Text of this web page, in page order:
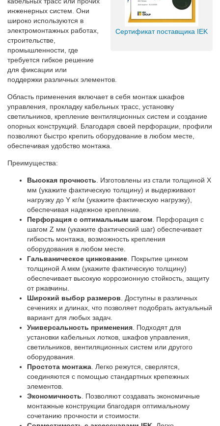
Сертификат поставщика IEK
инженерных систем. Они
широко используются в
электромонтажных работах,
строительстве,
промышленности, где
требуется гибкое решение
для фиксации или
поддержки различных элементов.
Область применения включает в себя монтаж шкафов
управления, прокладку кабельных трасс, установку
светильников, крепление вентиляционных систем и создание
опорных конструкций. Благодаря своей перфорации, профили
позволяют быстро крепить оборудование в любом месте,
обеспечивая удобство монтажа.
Преимущества:
Высокая прочность . Изготовлены из стали толщиной X
мм (укажите фактическую толщину) и выдерживают
нагрузку до Y кг/м (укажите фактическую нагрузку),
обеспечивая надежное крепление.
Перфорация с оптимальным шагом . Перфорация с
шагом Z мм (укажите фактический шаг) обеспечивает
гибкость монтажа, возможность крепления
оборудования в любом месте.
Гальваническое цинкование . Покрытие цинком
толщиной A мкм (укажите фактическую толщину)
обеспечивает высокую коррозионную стойкость, защиту
от ржавчины.
Широкий выбор размеров . Доступны в различных
сечениях и длинах, что позволяет подобрать актуальный
вариант для любых задач.
Универсальность применения . Подходят для
установки кабельных лотков, шкафов управления,
светильников, вентиляционных систем или другого
оборудования.
Простота монтажа . Легко режутся, сверлятся,
соединяются с помощью стандартных крепежных
элементов.
Экономичность . Позволяют создавать экономичные
монтажные конструкции благодаря оптимальному
сочетанию прочности и стоимости.